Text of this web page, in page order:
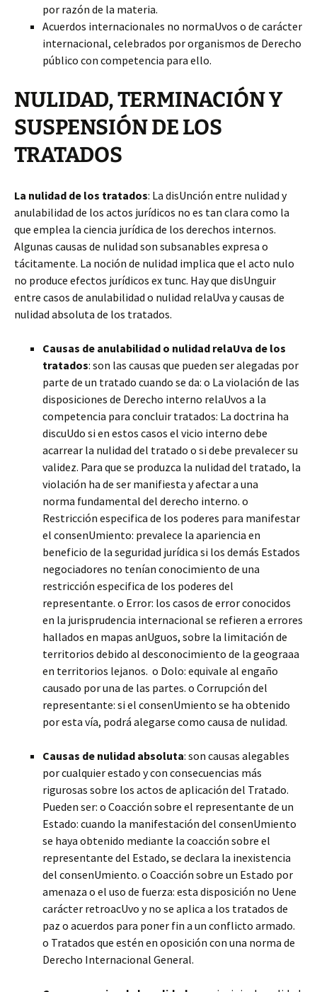
por razón de la materia.
Acuerdos internacionales no normaUvos o de carácter
internacional, celebrados por organismos de Derecho
público con competencia para ello.
NULIDAD, TERMINACIÓN Y
SUSPENSIÓN DE LOS
TRATADOS
La nulidad de los tratados: La disUnción entre nulidad y
anulabilidad de los actos jurídicos no es tan clara como la
que emplea la ciencia jurídica de los derechos internos.
Algunas causas de nulidad son subsanables expresa o
tácitamente. La noción de nulidad implica que el acto nulo
no produce efectos jurídicos ex tunc. Hay que disUnguir
entre casos de anulabilidad o nulidad relaUva y causas de
nulidad absoluta de los tratados.
Causas de anulabilidad o nulidad relaUva de los
tratados: son las causas que pueden ser alegadas por
parte de un tratado cuando se da: o La violación de las
disposiciones de Derecho interno relaUvos a la
competencia para concluir tratados: La doctrina ha
discuUdo si en estos casos el vicio interno debe
acarrear la nulidad del tratado o si debe prevalecer su
validez. Para que se produzca la nulidad del tratado, la
violación ha de ser manifiesta y afectar a una
norma fundamental del derecho interno. o
Restricción especifica de los poderes para manifestar
el consenUmiento: prevalece la apariencia en
beneficio de la seguridad jurídica si los demás Estados
negociadores no tenían conocimiento de una
restricción especifica de los poderes del
representante. o Error: los casos de error conocidos
en la jurisprudencia internacional se refieren a errores
hallados en mapas anUguos, sobre la limitación de
territorios debido al desconocimiento de la geograaa
en territorios lejanos. o Dolo: equivale al engaño
causado por una de las partes. o Corrupción del
representante: si el consenUmiento se ha obtenido
por esta vía, podrá alegarse como causa de nulidad.
Causas de nulidad absoluta: son causas alegables
por cualquier estado y con consecuencias más
rigurosas sobre los actos de aplicación del Tratado.
Pueden ser: o Coacción sobre el representante de un
Estado: cuando la manifestación del consenUmiento
se haya obtenido mediante la coacción sobre el
representante del Estado, se declara la inexistencia
del consenUmiento. o Coacción sobre un Estado por
amenaza o el uso de fuerza: esta disposición no Uene
carácter retroacUvo y no se aplica a los tratados de
paz o acuerdos para poner fin a un conflicto armado.
o Tratados que estén en oposición con una norma de
Derecho Internacional General.